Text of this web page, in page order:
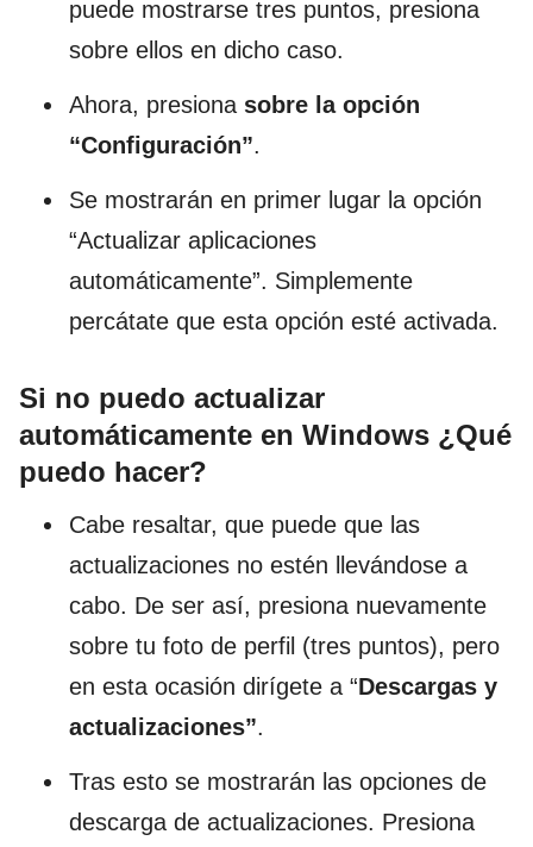
puede mostrarse tres puntos, presiona
sobre ellos en dicho caso.
Ahora, presiona sobre la opción
“Configuración”.
Se mostrarán en primer lugar la opción
“Actualizar aplicaciones
automáticamente”. Simplemente
percátate que esta opción esté activada.
Si no puedo actualizar
automáticamente en Windows ¿Qué
puedo hacer?
Cabe resaltar, que puede que las
actualizaciones no estén llevándose a
cabo. De ser así, presiona nuevamente
sobre tu foto de perfil (tres puntos), pero
en esta ocasión dirígete a “Descargas y
actualizaciones”.
Tras esto se mostrarán las opciones de
descarga de actualizaciones. Presiona